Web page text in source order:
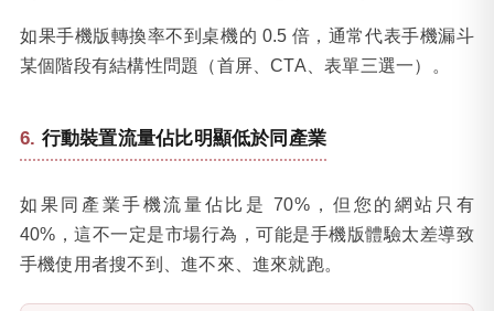
如果手機版轉換率不到桌機的 0.5 倍，通常代表手機漏斗
某個階段有結構性問題（首屏、CTA、表單三選一）。
行動裝置流量佔比明顯低於同產業
如果同產業手機流量佔比是 70%，但您的網站只有
40%，這不一定是市場行為，可能是手機版體驗太差導致
手機使用者搜不到、進不來、進來就跑。